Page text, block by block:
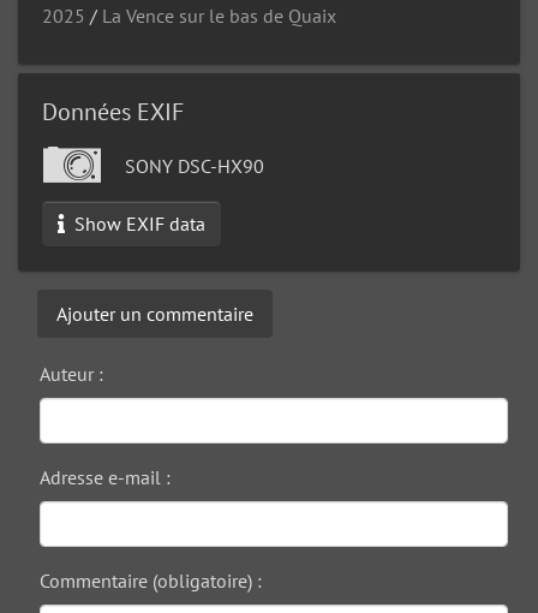
2025 / La Vence sur le bas de Quaix
Données EXIF
SONY DSC-HX90
Show EXIF data
Ajouter un commentaire
Auteur :
Adresse e-mail :
Commentaire (obligatoire) :